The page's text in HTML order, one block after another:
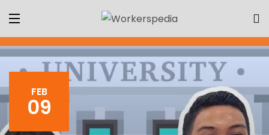
FEB
09